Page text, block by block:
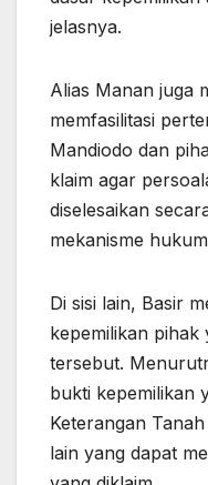
jelasnya.
Alias Manan juga
memfasilitasi
Mandiodo dan
klaim agar
diselesaikan
mekanisme
Di sisi lain, Basir
kepemilikan pihak
tersebut.
bukti kepemilikan
Keterangan
lain yang dapat